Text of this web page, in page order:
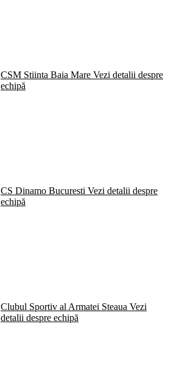
CSM Stiinta Baia Mare Vezi detalii despre
echipă
CS Dinamo Bucuresti Vezi detalii despre
echipă
Clubul Sportiv al Armatei Steaua Vezi
detalii despre echipă